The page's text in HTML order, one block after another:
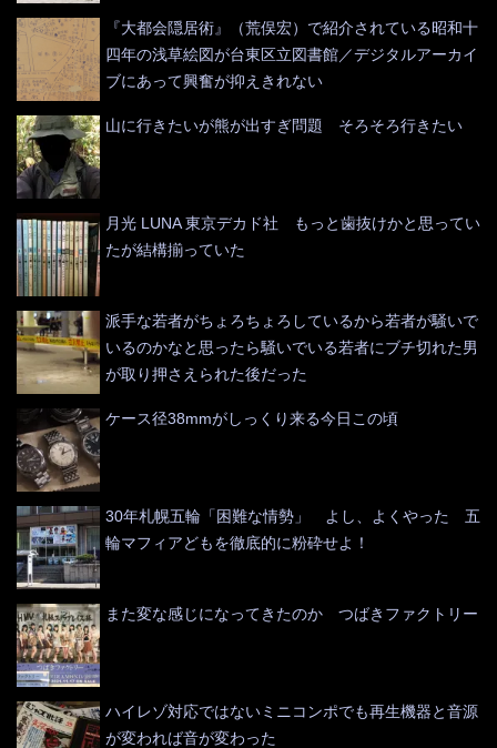
『大都会隠居術』（荒俣宏）で紹介されている昭和十
四年の浅草絵図が台東区立図書館／デジタルアーカイ
ブにあって興奮が抑えきれない
山に行きたいが熊が出すぎ問題 そろそろ行きたい
月光 LUNA 東京デカド社 もっと歯抜けかと思ってい
たが結構揃っていた
派手な若者がちょろちょろしているから若者が騒いで
いるのかなと思ったら騒いでいる若者にブチ切れた男
が取り押さえられた後だった
ケース径38mmがしっくり来る今日この頃
30年札幌五輪「困難な情勢」 よし、よくやった 五
輪マフィアどもを徹底的に粉砕せよ！
また変な感じになってきたのか つばきファクトリー
ハイレゾ対応ではないミニコンポでも再生機器と音源
が変われば音が変わった